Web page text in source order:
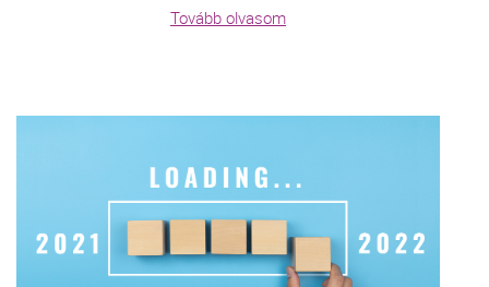
Tovább olvasom